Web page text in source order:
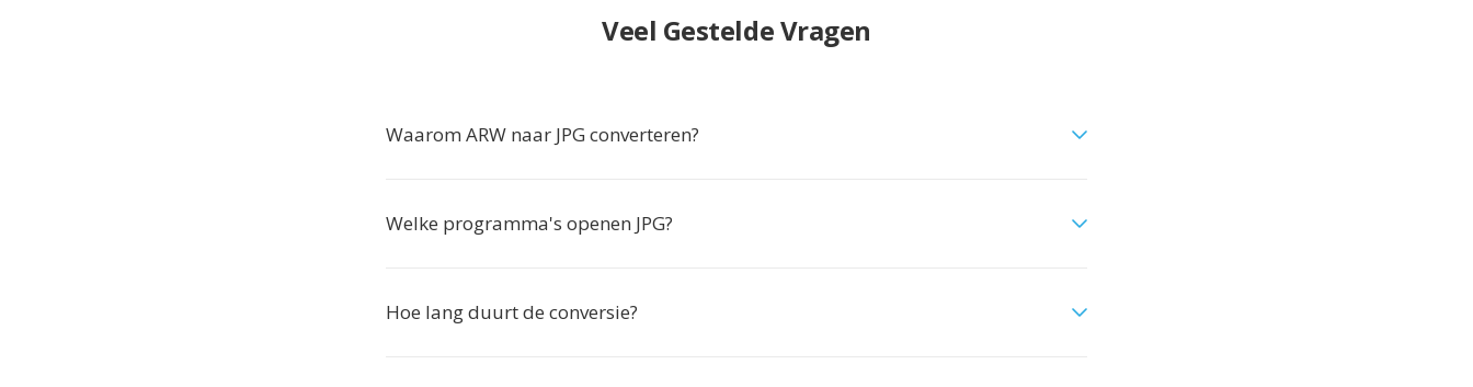
Veel Gestelde Vragen
Waarom ARW naar JPG converteren?
Welke programma's openen JPG?
Hoe lang duurt de conversie?